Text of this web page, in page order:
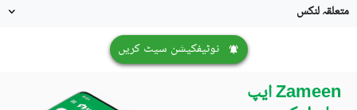
متعلقہ لنکس
نوٹیفکیشن سیٹ کریں
Zameen ایپ